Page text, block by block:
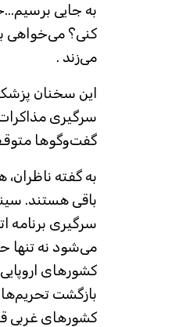
به جایی
کنی؟ می‌خواهی
می‌زند .
این سخنان
گفت‌وگوها
باقی هستند.
سرگیری برنامه
می‌شود نه تنها
کشورهای
بازگشت
کشورهای غربی